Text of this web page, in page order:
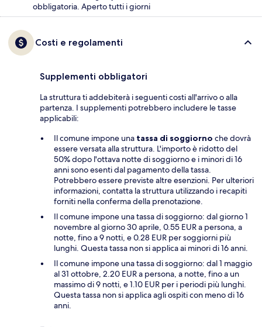
obbligatoria. Aperto tutti i giorni
Costi e regolamenti
Supplementi obbligatori
La struttura ti addebiterà i seguenti costi all'arrivo o alla
partenza. I supplementi potrebbero includere le tasse
applicabili:
Il comune impone una tassa di soggiorno che dovrà
essere versata alla struttura. L'importo è ridotto del
50% dopo l'ottava notte di soggiorno e i minori di 16
anni sono esenti dal pagamento della tassa.
Potrebbero essere previste altre esenzioni. Per ulteriori
informazioni, contatta la struttura utilizzando i recapiti
forniti nella conferma della prenotazione.
Il comune impone una tassa di soggiorno: dal giorno 1
novembre al giorno 30 aprile, 0.55 EUR a persona, a
notte, fino a 9 notti, e 0.28 EUR per soggiorni più
lunghi. Questa tassa non si applica ai minori di 16 anni.
Il comune impone una tassa di soggiorno: dal 1 maggio
al 31 ottobre, 2.20 EUR a persona, a notte, fino a un
massimo di 9 notti, e 1.10 EUR per i periodi più lunghi.
Questa tassa non si applica agli ospiti con meno di 16
anni.